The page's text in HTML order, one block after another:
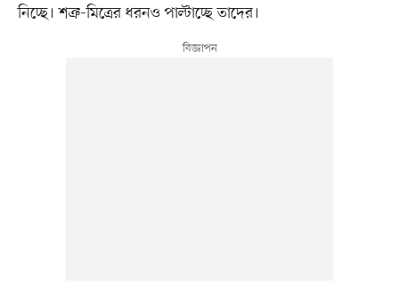
নিচ্ছে। শত্রু-মিত্রের ধরনও পাল্টাচ্ছে তাদের।